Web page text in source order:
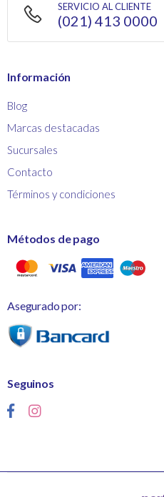
SERVICIO AL CLIENTE
(021) 413 0000
Información
Blog
Marcas destacadas
Sucursales
Contacto
Términos y condiciones
Métodos de pago
Asegurado por:
Seguinos